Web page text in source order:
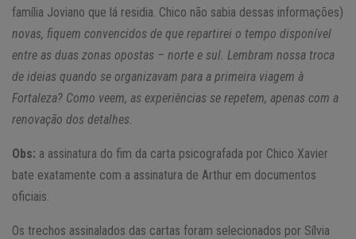
família Joviano que lá residia. Chico não sabia dessas informações)
novas, fiquem convencidos de que repartirei o tempo disponível
entre as duas zonas opostas – norte e sul. Lembram nossa troca
de ideias quando se organizavam para a primeira viagem à
Fortaleza? Como veem, as experiências se repetem, apenas com a
renovação dos detalhes.
Obs: a assinatura do fim da carta psicografada por Chico Xavier
bate exatamente com a assinatura de Arthur em documentos
oficiais.
Os trechos assinalados das cartas foram selecionados por Sílvia